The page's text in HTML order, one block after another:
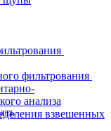
фильтрования
анализа
взвешенных